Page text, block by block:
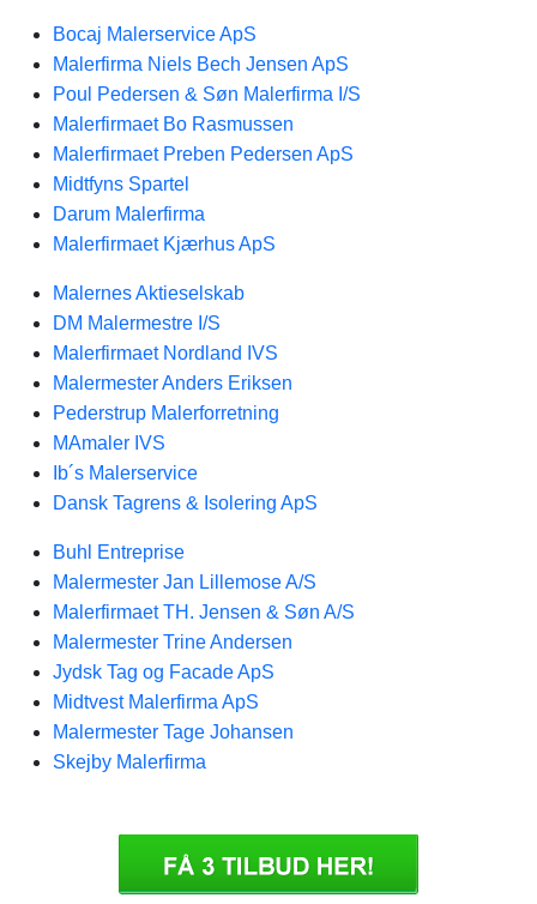
Bocaj Malerservice ApS
Malerfirma Niels Bech Jensen ApS
Poul Pedersen & Søn Malerfirma I/S
Malerfirmaet Bo Rasmussen
Malerfirmaet Preben Pedersen ApS
Midtfyns Spartel
Darum Malerfirma
Malerfirmaet Kjærhus ApS
Malernes Aktieselskab
DM Malermestre I/S
Malerfirmaet Nordland IVS
Malermester Anders Eriksen
Pederstrup Malerforretning
MAmaler IVS
Ib´s Malerservice
Dansk Tagrens & Isolering ApS
Buhl Entreprise
Malermester Jan Lillemose A/S
Malerfirmaet TH. Jensen & Søn A/S
Malermester Trine Andersen
Jydsk Tag og Facade ApS
Midtvest Malerfirma ApS
Malermester Tage Johansen
Skejby Malerfirma